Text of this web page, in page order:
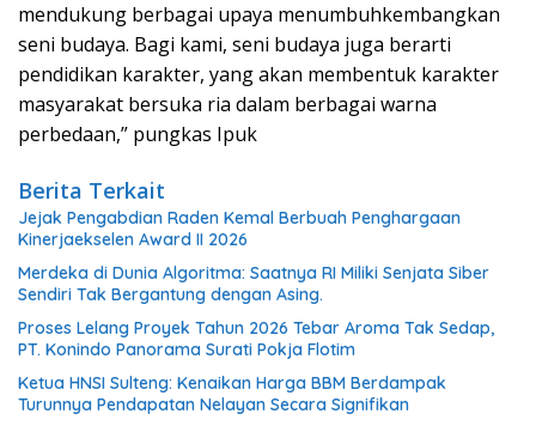
mendukung berbagai upaya menumbuhkembangkan
seni budaya. Bagi kami, seni budaya juga berarti
pendidikan karakter, yang akan membentuk karakter
masyarakat bersuka ria dalam berbagai warna
perbedaan,” pungkas Ipuk
Berita Terkait
Jejak Pengabdian Raden Kemal Berbuah Penghargaan
Kinerjaekselen Award II 2026
Merdeka di Dunia Algoritma: Saatnya RI Miliki Senjata Siber
Sendiri Tak Bergantung dengan Asing.
Proses Lelang Proyek Tahun 2026 Tebar Aroma Tak Sedap,
PT. Konindo Panorama Surati Pokja Flotim
Ketua HNSI Sulteng: Kenaikan Harga BBM Berdampak
Turunnya Pendapatan Nelayan Secara Signifikan